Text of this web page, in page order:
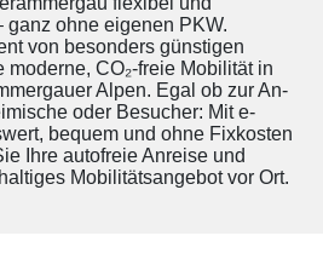
ganz ohne eigenen PKW.
von besonders günstigen
moderne, CO₂-freie Mobilität in
Alpen. Egal ob zur An-
oder Besucher: Mit e-
bequem und ohne Fixkosten
Ihre autofreie Anreise und
Mobilitätsangebot vor Ort.